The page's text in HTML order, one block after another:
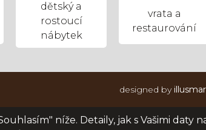
dětský a
rostoucí
nábytek
vrata a
restaurování
designed by
níže. Detaily, jak s Vašimi daty